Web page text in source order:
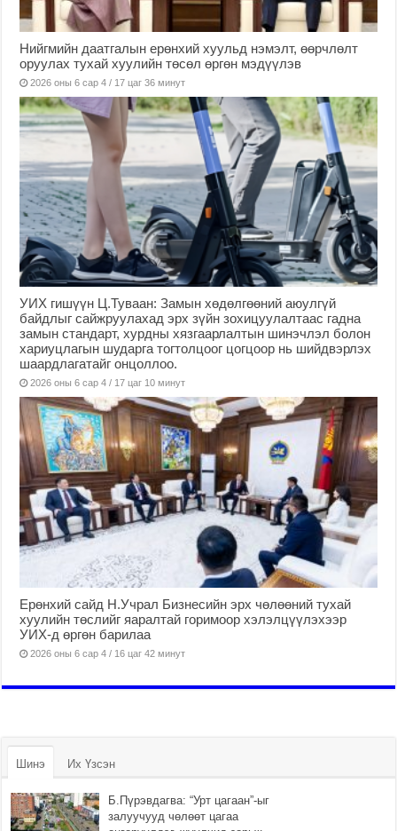
Нийгмийн даатгалын ерөнхий хуульд нэмэлт, өөрчлөлт
оруулах тухай хуулийн төсөл өргөн мэдүүлэв
2026 оны 6 сар 4 / 17 цаг 36 минут
УИХ гишүүн Ц.Туваан: Замын хөдөлгөөний аюулгүй
байдлыг сайжруулахад эрх зүйн зохицуулалтаас гадна
замын стандарт, хурдны хязгаарлалтын шинэчлэл болон
хариуцлагын шударга тогтолцоог цогцоор нь шийдвэрлэх
шаардлагатайг онцоллоо.
2026 оны 6 сар 4 / 17 цаг 10 минут
Ерөнхий сайд Н.Учрал Бизнесийн эрх чөлөөний тухай
хуулийн төслийг яаралтай горимоор хэлэлцүүлэхээр
УИХ-д өргөн барилаа
2026 оны 6 сар 4 / 16 цаг 42 минут
Шинэ Их Үзсэн
Б.Пүрэвдагва: “Урт цагаан”-ыг
залуучууд чөлөөт цагаа